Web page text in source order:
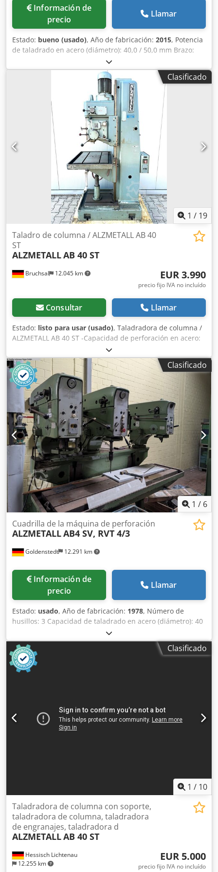
Información de
precio
Llamar
Estado: bueno (usado), Año de fabricación: 2015, Potencia
de taladrado en acero (diámetro): 40,0 / 50,0 mm Brazo:
300 mm Carrera de taladrado: 160 mm Velocidad: 100 -
1600 rpm Mesa: 615 x 430 mm Cono Morse del husillo de
taladrado: 4, husillo corto Diámetro de la columna: 145
mm Avance: 0,1-0,2-0,3-0,4 mm/rev. Distancia husillo /
mesa: 147 / 688 mm Potencia del motor: 1,8 / 2,9 kW Peso:
450 kg Chodjznng Ejpfx Afdsa Precio de venta actual:
aproximadamente 20.000 euros Precio especial, consultar.
Equipamiento: - Taladradora de columna robusta *
Transmisión: correa en V - VARIO - Avance automático del
husillo * Con acoplamiento de avance electromagnético * Y
mando eléctrico de cambio de dirección - 4 niveles de
avance: 0,1-0,2-0,3-0,4 mm/rev. - Ajuste de velocidad
continuo - Indicador digital de velocidad - Motor de
transmisión conmutable - Rotación del husillo de
taladrado a derecha/izquierda - Protección del husillo con
protección eléctrica - Dispositivo de refrigeración con
depósito independiente - Manual de instrucciones (PDF)
Clasificado
1 / 19
Bruchsal 12.045 km
Taladro de columna / ALZMETALL AB 40
ST
ALZMETALLAB 40 ST
EUR 3.990
precio fijo IVA no incluído
Consultar Llamar
Estado: listo para usar (usado), Taladradora de columna /
ALZMETALL AB 40 ST -Capacidad de perforación en acero:
aproximadamente 50 mm -Capacidad de roscado: máx.
M30 -Cono de herramienta: MK 4 -Recorrido del husillo:
aproximadamente 160 mm -Avance automático: 0,1-0,2-
0,3-0,4 mm/rev. -Salida: aproximadamente 300 mm -
Regulación de velocidad continua (variador) -Giro a
derecha/izquierda -Mesa de trabajo de altura ajustable
mediante manivela Cjdszm Tb Eopfx Afdeha -Tamaño de la
mesa de trabajo: aproximadamente 740 x 460 mm -
Potencia del motor: aproximadamente 3 kW Dimensiones:
largo x ancho x alto: 1,2 x 0,8 x 2,2 metros / Peso:
aproximadamente 1200 kg Salvo errores u omisiones.
Clasificado
1 / 6
Goldenstedt 12.291 km
Cuadrilla de la máquina de perforación
ALZMETALLAB4 SV, RVT 4/3
Información de
precio
Llamar
Estado: usado, Año de fabricación: 1978, Número de
husillos: 3 Capacidad de taladrado en acero (diámetro): 40
mm Carrera de taladrado: 180 mm Peso de la máquina:
aproximadamente 2,3 t Incluye sistema de refrigeración
Para más datos, consulte la imagen. Chjdpfxod Ih S Se
Afdsa
Clasificado
1 / 10
Hessisch Lichtenau
12.255 km
Taladradora de columna con soporte,
taladradora de columna, taladradora
de engranajes, taladradora d
ALZMETALLAB 40 ST
EUR 5.000
precio fijo IVA no incluído